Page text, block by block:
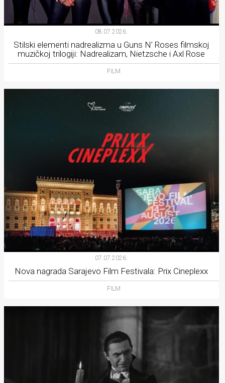
08.07.2026.
Stilski elementi nadrealizma u Guns N’ Roses filmskoj
muzičkoj trilogiji: Nadrealizam, Nietzsche i Axl Rose
FILM
07.07.2026.
Nova nagrada Sarajevo Film Festivala: Prix Cineplexx
FILM